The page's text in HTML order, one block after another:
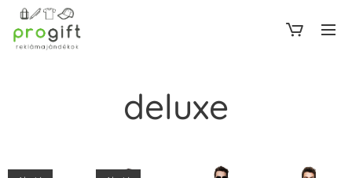
deluxe